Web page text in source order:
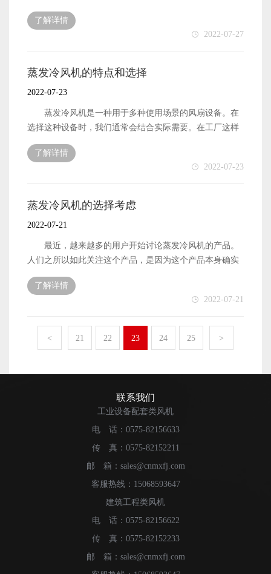
气效果。 如何购买空冷器风机 在当今的互联网时
代，人们购买设备的渠道很多。例如，更受欢迎的电子商
购买的空冷器风机产品可以享受更优惠的价格。当然，如
果你有批量需求，去线下经销商也可以满足好的采购需
求，而且通常会在价格上得到很多折扣。 空冷器风机
的特点是什么 现在空冷器风机的功能越来越多。除了
常规的通风和排气外，它还具有良好的冷却效果。尤其是
证良好的生产空间，我们有必要购买相应功率的空冷器风
机，这可以帮助我们维护生产车间的环境。 有了这样
求，从多方面比较市场上的产品。空冷器风机可以储存使
用过程中产生的电力，然后合理利用储存的电力。这更符
合当前市场的发展需求，确实对环保事业起到了一定的作
用。这就是为什么每个人都喜欢空冷器风机的原因。只有
更多需求。
这里我们来回答这个问题。众所周知，隧道是一条穿过山
体的车道，里面的光线相对灰暗。当车辆经过时，很容易
在路上捡起灰尘。扬尘后，容易影响隧道的行车视觉，容
时使用隧道风机排出扬尘，为过往车辆提供更好的视野。
器风机时，不清楚该设备的功能是什么。事实上，隧道风
机的作用比我们想象的要大，这直接关系到许多车主的生
命安全。虽然我们平时可能无法使用空冷器风机，但我们
密不可分。至于风机的工作原理，它与大多数风机的工作
原理相似。通过风机叶轮的旋转，起到良好的排风作用，
这也是我们更关注的一个话题，因为空冷器风机全年都在
工作。如果你想让更好的冷却风机设备发挥作用，必要的
维护显然是必不可少的。那么，如何在日常使用过程中维
护空冷器风机呢？事实上，隧道内的风机由专人维护，他
们会定期了解风机的情况。如果风机运行异常，将在第一
在空冷器风机的作用下，可以将地面扬起的灰尘吹走，从
而带来更好的驾驶视野。对于隧道风机的维护，工厂有专
综上所述，空冷器风机是一种常见的通风设备，使用
场景相对固定。通常在隧道里。包括一些通用风机设备，
无论是使用效果还是使用寿命，都能更好地满足用户的使
障。因此，在生产空冷器风机时，制造商专门提高了设备
的使用寿命，使空冷器风机在使用过程中寿命更长。
了解详情
2022-07-27
蒸发冷风机的特点和选择
2022-07-23
蒸发冷风机是一种用于多种使用场景的风扇设备。在
选择这种设备时，我们通常会结合实际需要。在工厂这样
的地方，需要蒸发冷风机来保持通风。工厂生产对环境要
求很高，一些工厂在工作期间可能会提高工厂的温度。这
不仅会影响工人的施工状态，还会影响生产。因此，需要
状态。 蒸发冷风机的选择 在选择蒸发冷风机时，
顶相对较高。在这种情况下，有必要选择大排量蒸发冷风
机，或同时安装更多蒸发冷风机，使设备同时工作，从而
达到更好的通风和冷却效果。如果生产过程中伴有颗粒
气效果。 如何购买蒸发冷风机 在当今的互联网时
代，人们购买设备的渠道很多。例如，更受欢迎的电子商
的特点是什么 现在蒸发冷风机的功能越来越多。除了
在炎热的夏季，工厂生产车间容易出现温度上升。为了保
证良好的生产空间，我们有必要购买相应功率的蒸发冷风
机设备，这可以帮助我们维护生产车间的环境。但对于那
些仍在等待的用户来说，他们想知道储能罐风扇是否昂
贵。毕竟，这与他们的选择直接相关，也可以让他们知道
念，我们就更容易选择蒸发冷风机了。事实上，在选择产
品时往往是这样。首先，我们应该考虑自己的需求，从多
方面比较市场上的产品。只有选择能够真正解决自身问题
的产品，我们才能进一步满足更多需求。
了解详情
2022-07-23
蒸发冷风机的选择考虑
2022-07-21
最近，越来越多的用户开始讨论蒸发冷风机的产品。
人们之所以如此关注这个产品，是因为这个产品本身确实
有一些优点。屋顶风扇是一种用于多种使用场景的风扇设
备。在选择这种设备时，我们通常会结合实际需要。在工
厂这样的地方，需要蒸发冷风机来保持通风。工厂生产对
度。这不仅会影响工人的施工状态，还会影响生产。因
此，需要对蒸发冷风机进行通风和冷却，使生产车间处于
扇时，我们应该首先看到工作区域离屋顶有多高。有些工
厂的屋顶相对较高。在这种情况下，有必要选择大排量屋
顶风机，或同时安装更多蒸发冷风机，使设备同时工作，
粒物，还需要选择大功率风扇设备，这样可以起到更好的
排气效果。 如何购买蒸发冷风机 在当今的互联网
时代，人们购买设备的渠道很多。例如，更受欢迎的电子
商务购买渠道可以直接与蒸发冷风机制造商联系。通过该
然，如果你有批量需求，去线下经销商也可以满足好的采
购需求，而且通常会在价格上得到很多折扣。 蒸发冷
风机的特点是什么 现在蒸发冷风机的功能越来越多。
除了常规的通风和排气外，它还具有良好的冷却效果。尤
了解详情
2022-07-21
< 21 22 23 24 25 >
联系我们
工业设备配套类风机
电 话：0575-82156633
传 真：0575-82152211
邮 箱：sales@cnmxfj.com
客服热线：15068593647
建筑工程类风机
电 话：0575-82156622
传 真：0575-82152233
邮 箱：sales@cnmxfj.com